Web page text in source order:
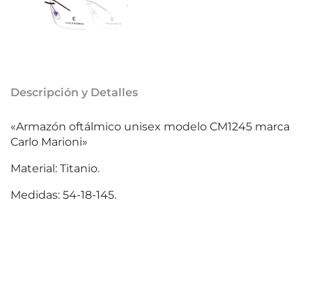
Descripción y Detalles
«Armazón oftálmico unisex modelo CM1245 marca
Carlo Marioni»
Material: Titanio.
Medidas: 54-18-145.